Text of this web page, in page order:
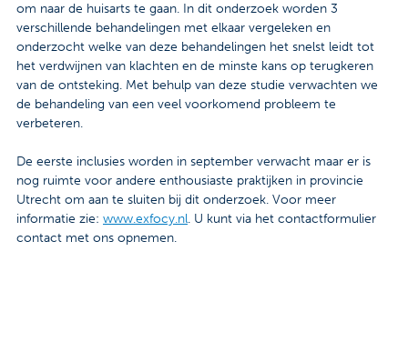
Vacatures
Contact
Veelgestelde vragen
Tarieven
Afspraak maken
om naar de huisarts te gaan. In dit onderzoek worden 3
verschillende behandelingen met elkaar vergeleken en
onderzocht welke van deze behandelingen het snelst leidt tot
het verdwijnen van klachten en de minste kans op terugkeren
van de ontsteking. Met behulp van deze studie verwachten we
de behandeling van een veel voorkomend probleem te
verbeteren.
De eerste inclusies worden in september verwacht maar er is
nog ruimte voor andere enthousiaste praktijken in provincie
Utrecht om aan te sluiten bij dit onderzoek. Voor meer
informatie zie: www.exfocy.nl. U kunt via het contactformulier
contact met ons opnemen.